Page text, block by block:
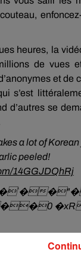
heures, la
de vues
et de
s’est
d’autres se
a lot of
peeled!
14GGJDQhRj
�xR